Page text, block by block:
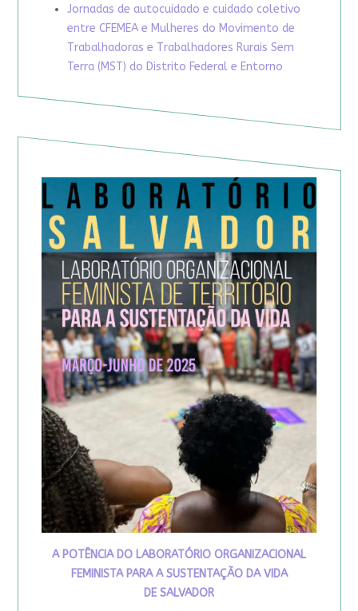
Jornadas de autocuidado e cuidado coletivo
entre CFEMEA e Mulheres do Movimento de
Trabalhadoras e Trabalhadores Rurais Sem
Terra (MST) do Distrito Federal e Entorno
A POTÊNCIA DO LABORATÓRIO ORGANIZACIONAL
FEMINISTA PARA A SUSTENTAÇÃO DA VIDA
DE SALVADOR